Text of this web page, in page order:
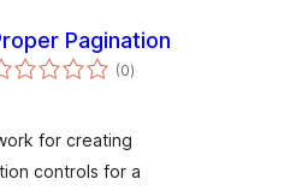
Pagination
(0કુલ
રેટિંગ્સ
)
for creating
controls for a